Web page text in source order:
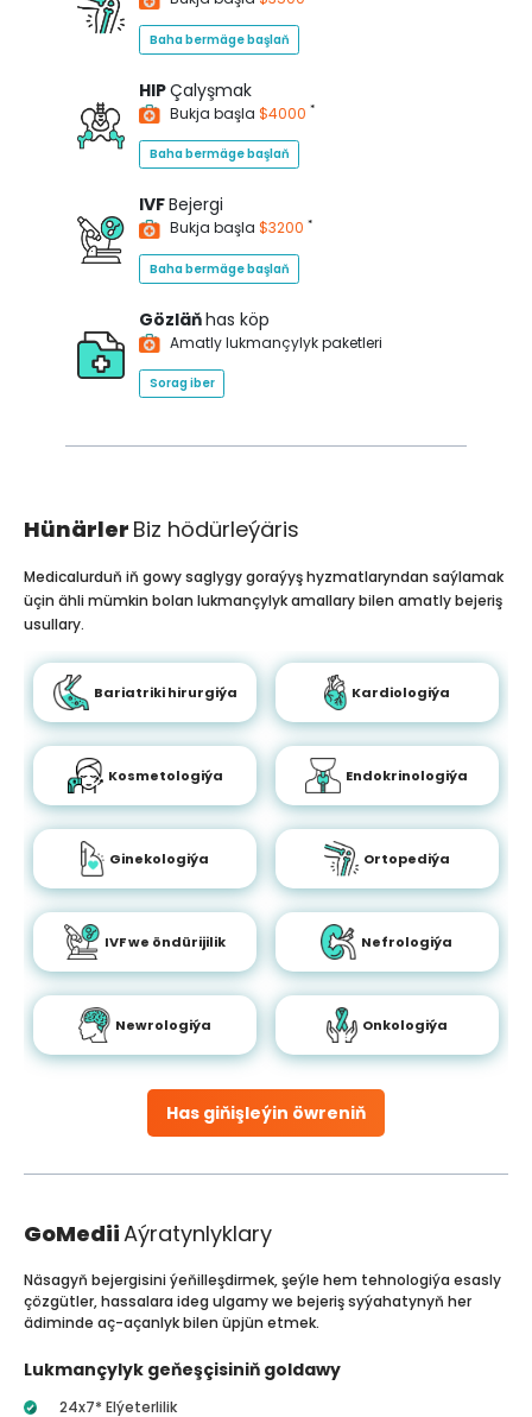
Baha bermäge başlaň
HIPÇalyşmak
Bukja başla $4000 *
Baha bermäge başlaň
IVFBejergi
Bukja başla $3200 *
Baha bermäge başlaň
Gözläňhas köp
Amatly lukmançylyk paketleri
Sorag iber
Hünärler Biz hödürleýäris
Has giňişleýin öwreniň
Medicalurduň iň gowy saglygy goraýyş hyzmatlaryndan saýlamak
üçin ähli mümkin bolan lukmançylyk amallary bilen amatly bejeriş
usullary.
Bariatriki hirurgiýa Kardiologiýa
Kosmetologiýa Endokrinologiýa
Ginekologiýa Ortopediýa
IVF we öndürijilik Nefrologiýa
Newrologiýa Onkologiýa
GoMediiAýratynlyklary
Näsagyň bejergisini ýeňilleşdirmek, şeýle hem tehnologiýa esasly
çözgütler, hassalara ideg ulgamy we bejeriş syýahatynyň her
ädiminde aç-açanlyk bilen üpjün etmek.
Lukmançylyk geňeşçisiniň goldawy
24x7* Elýeterlilik